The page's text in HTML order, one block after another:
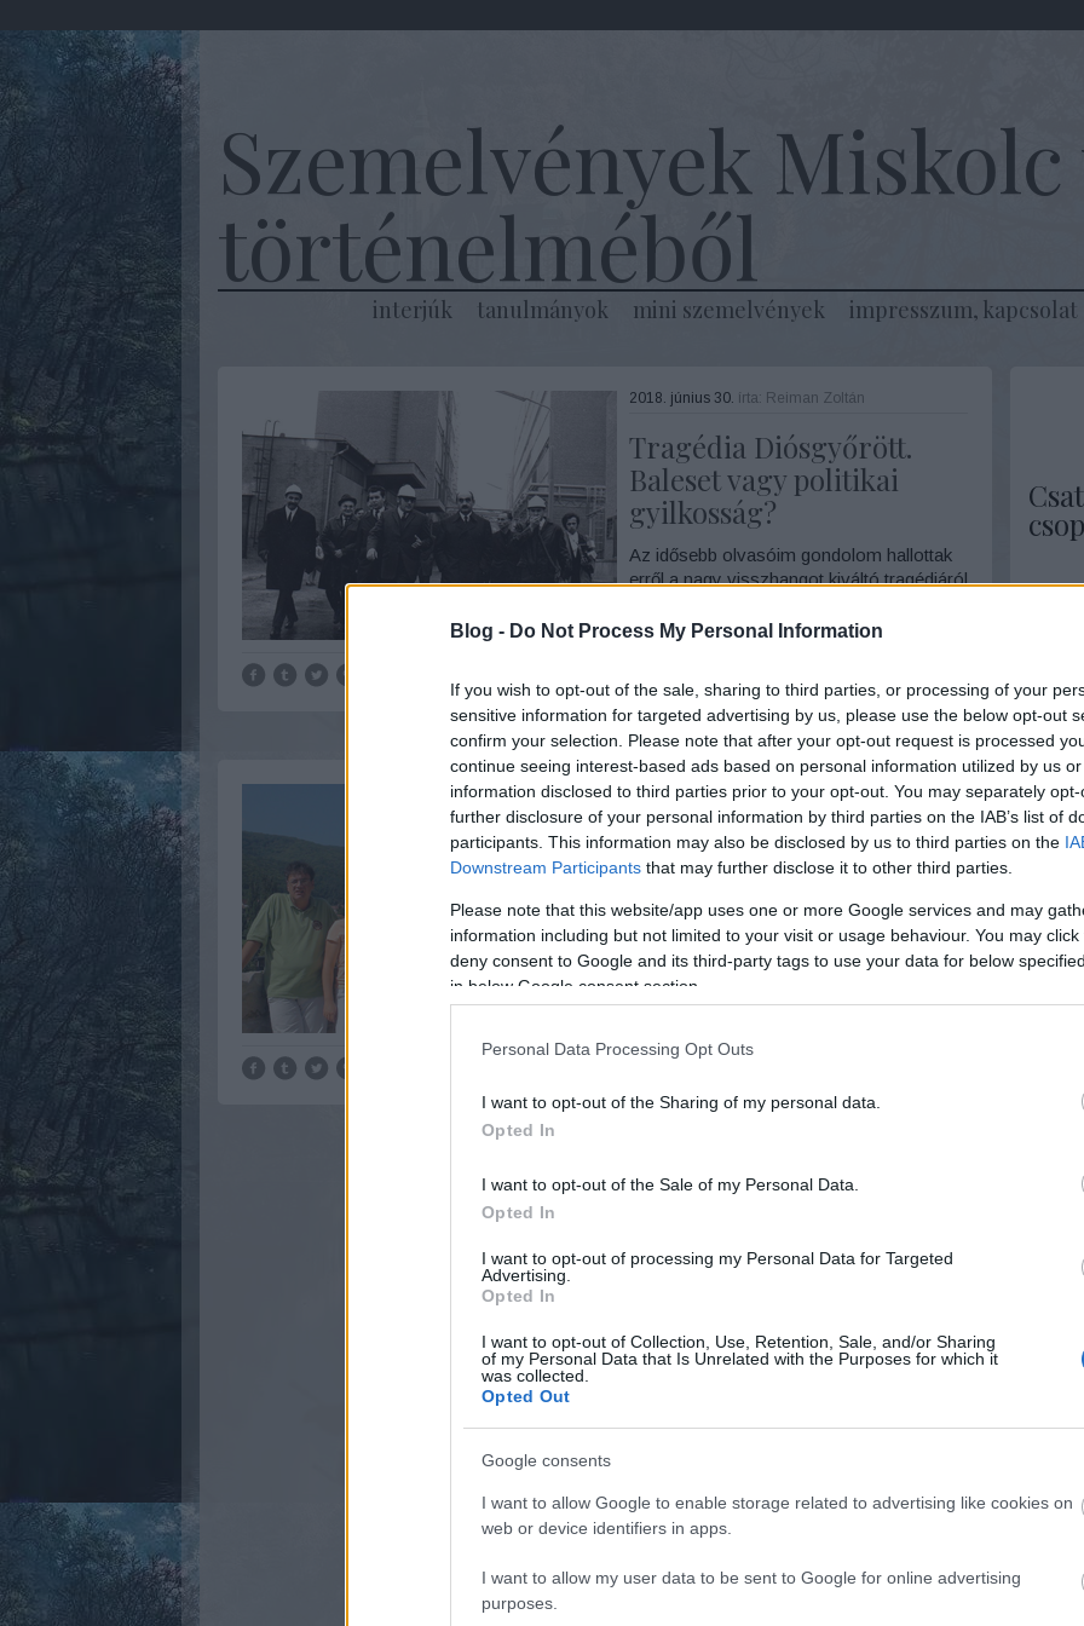
Blog - Do Not Process My Personal Information
If you wish to opt-out of the sale, sharing to third parties, or processing of your
sensitive information for targeted advertising by us, please use the below opt-out
confirm your selection. Please note that after your opt-out request is processed
continue seeing interest-based ads based on personal information utilized by us
information disclosed to third parties prior to your opt-out. You may separately
further disclosure of your personal information by third parties on the IAB’s list of
participants. This information may also be disclosed by us to third parties on the
Downstream Participants that may further disclose it to other third parties.
Please note that this website/app uses one or more Google services and may
information including but not limited to your visit or usage behaviour. You may
deny consent to Google and its third-party tags to use your data for below
in below Google consent section.
Personal Data Processing Opt Outs
I want to opt-out of the Sharing of my personal data.
Opted In
I want to opt-out of the Sale of my Personal Data.
Opted In
I want to opt-out of processing my Personal Data for Targeted
Advertising.
Opted In
I want to opt-out of Collection, Use, Retention, Sale, and/or Sharing
of my Personal Data that Is Unrelated with the Purposes for which it
was collected.
Opted Out
Google consents
I want to allow Google to enable storage related to advertising like cookies on
web or device identifiers in apps.
I want to allow my user data to be sent to Google for online advertising
purposes.
Szemelvények
történelméből
interjúk tanulmányok mini szemelvények impresszum, kapcsolat
2018. június 30. írta: Reiman Zoltán
Tragédia Diósgyőrött.
Baleset vagy politikai
gyilkosság?
Az idősebb olvasóim gondolom hallottak
erről a nagy visszhangot kiváltó tragédiáról
hosszú évekig beszédtéma volt a magyar
egymás mellett álló szemtanú is másképp
mondja el.…
2018. június 26. írta:Reiman Zoltán
Különleges dallamok,
különleges hangulat -
interjú a MINTHA
zenekarral
Mai interjúmban egy egészen különleges
formációt szeretnék bemutatni Nektek, ez
koncertjükön és nyugodtan mondhatom,
közönséget is magával ragadja. Ismerjük
2026
2026
2026
2026
2026
2026
2026
2025
Tovább
A
A
A
A
Az
Tíz
Tíz